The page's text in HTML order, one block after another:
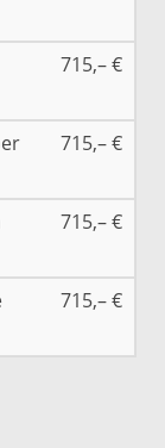
715,– €
715,– €
715,– €
715,– €